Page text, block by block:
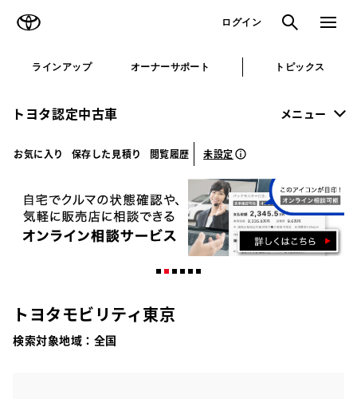
ログイン 検索 メニュ
ラインアップ オーナーサポート トピックス
トヨタ認定中古車 メニュー
お気に入り 保存した見積り 閲覧履歴 未設定
トヨタモビリティ東京
検索対象地域： 全国